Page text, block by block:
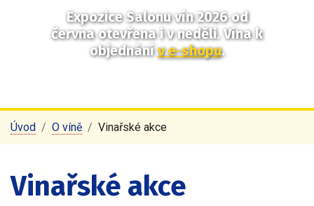
Expozice Salonu vín 2026od
června otevřena i v neděli.Vína k
objednánív e-shopu.
Úvod O víně Vinařské akce
Vinařské akce